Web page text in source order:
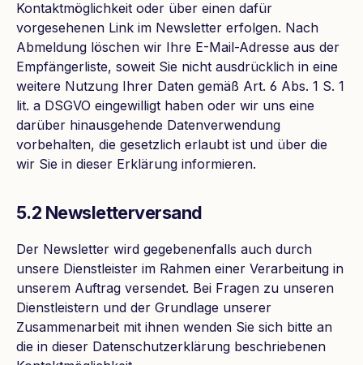
Kontaktmöglichkeit oder über einen dafür
vorgesehenen Link im Newsletter erfolgen. Nach
Abmeldung löschen wir Ihre E-Mail-Adresse aus der
Empfängerliste, soweit Sie nicht ausdrücklich in eine
weitere Nutzung Ihrer Daten gemäß Art. 6 Abs. 1 S. 1
lit. a DSGVO eingewilligt haben oder wir uns eine
darüber hinausgehende Datenverwendung
vorbehalten, die gesetzlich erlaubt ist und über die
wir Sie in dieser Erklärung informieren.
5.2 Newsletterversand
Der Newsletter wird gegebenenfalls auch durch
unsere Dienstleister im Rahmen einer Verarbeitung in
unserem Auftrag versendet. Bei Fragen zu unseren
Dienstleistern und der Grundlage unserer
Zusammenarbeit mit ihnen wenden Sie sich bitte an
die in dieser Datenschutzerklärung beschriebenen